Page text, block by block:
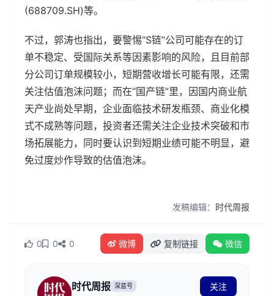
(688709.SH)等。
不过，郭涛也指出，要警惕“S链”公司可能存在的订
单不稳定、受国际关系等因素影响的风险，且目前部
分公司订单规模较小，短期营收增长可能有限，还需
关注估值泡沫问题；而在“国产链”里，因国内商业航
天产业尚处早期，企业面临技术研发瓶颈、商业化模
式不成熟等问题，投资者还需关注企业技术突破和市
场拓展能力，同时要认识到短期业绩可能不明显，避
免过度炒作导致的估值泡沫。
发稿编辑： 时代周报
0 0 0 微博 复制链接 微信
时代周报 深蓝号 关注